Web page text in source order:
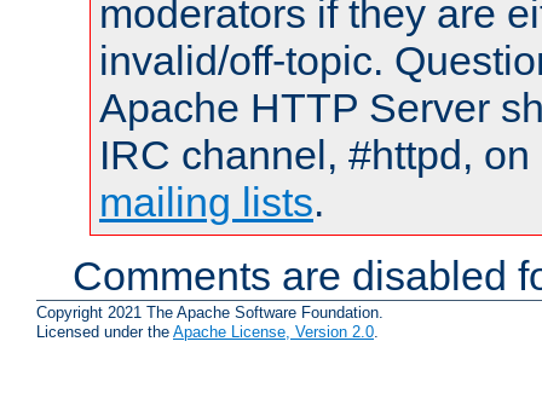
moderators if they are
invalid/off-topic.
Apache HTTP Server
IRC channel, #httpd,
mailing lists.
Comments are disabled
Copyright 2021 The Apache Software Foundation.
Licensed under the Apache License, Version 2.0.